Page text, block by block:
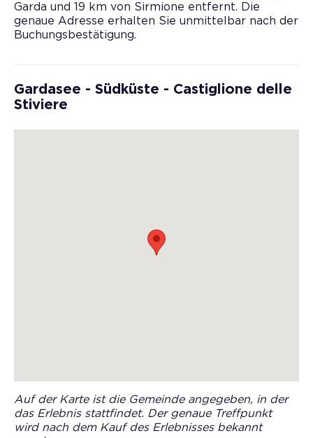
Garda und 19 km von Sirmione entfernt. Die
genaue Adresse erhalten Sie unmittelbar nach der
Buchungsbestätigung.
Gardasee - Südküste - Castiglione delle
Stiviere
Auf der Karte ist die Gemeinde angegeben, in der
das Erlebnis stattfindet. Der genaue Treffpunkt
wird nach dem Kauf des Erlebnisses bekannt